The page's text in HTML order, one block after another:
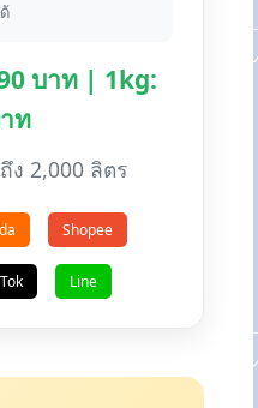
บาท | 1kg:
ท
ง 2,000 ลิตร
Shopee
Line